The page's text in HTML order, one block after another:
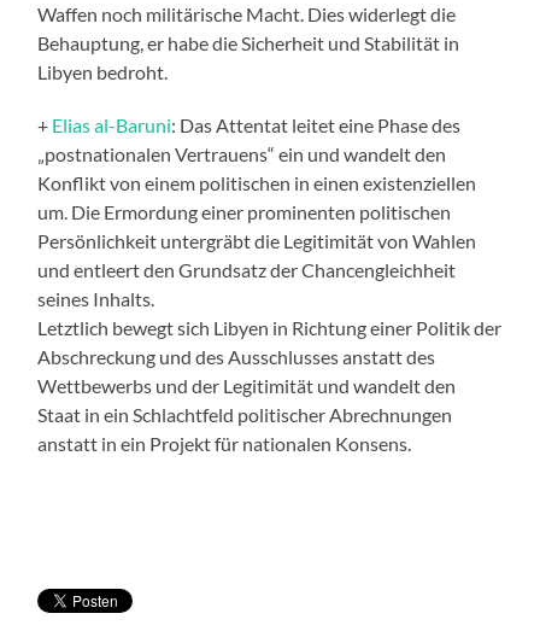
Waffen noch militärische Macht. Dies widerlegt die
Behauptung, er habe die Sicherheit und Stabilität in
Libyen bedroht.
+ Elias al-Baruni: Das Attentat leitet eine Phase des
„postnationalen Vertrauens“ ein und wandelt den
Konflikt von einem politischen in einen existenziellen
um. Die Ermordung einer prominenten politischen
Persönlichkeit untergräbt die Legitimität von Wahlen
und entleert den Grundsatz der Chancengleichheit
seines Inhalts.
Letztlich bewegt sich Libyen in Richtung einer Politik der
Abschreckung und des Ausschlusses anstatt des
Wettbewerbs und der Legitimität und wandelt den
Staat in ein Schlachtfeld politischer Abrechnungen
anstatt in ein Projekt für nationalen Konsens.